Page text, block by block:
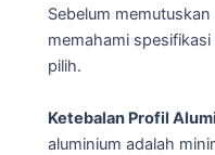
Sebelum
memahami
pilih.
Ketebalan Profil
aluminium adalah